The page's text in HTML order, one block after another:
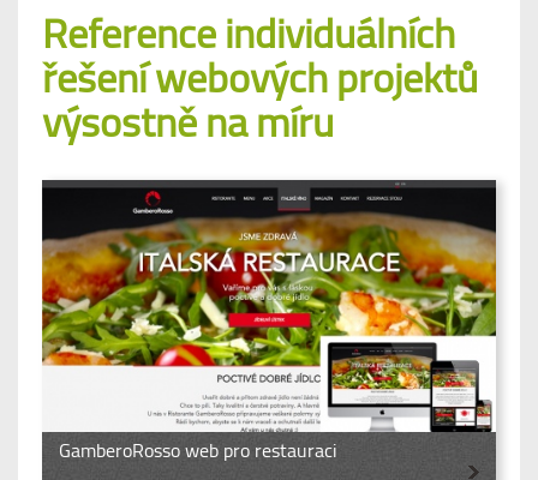
Reference individuálních
řešení webových projektů
výsostně na míru
GamberoRosso web pro restauraci